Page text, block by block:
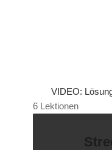
VIDEO:
6 Lektionen